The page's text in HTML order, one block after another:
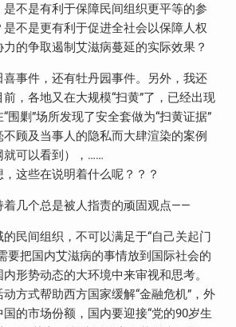
不是有利于保障民间组织更平等的参
不是更有利于促进全社会以保障人权
的争取遏制艾滋病蔓延的实际效果？
事件，还有牡丹园事件。另外，我还
，各地又在大规模“扫黄”了，已经出现
围剿”场所发现了安全套做为“扫黄证据”
顾及当事人的隐私而大肆渲染的案例
就可以看到），……
这些在说明着什么呢？？？
着几个总是被人指责的顽固观点——
民间组织，不可以满足于“自己关起门
要把国内艾滋病的事情放到国际社会的
形势动态的大环境中来审视和思考。
方式帮助西方国家缓解“金融危机”，外
的市场份额，国内要迎接“党的90岁生